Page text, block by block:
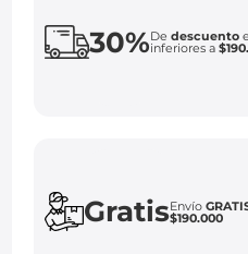
30%Dedescuento
inferiores a
GratisEnvío
$190.000